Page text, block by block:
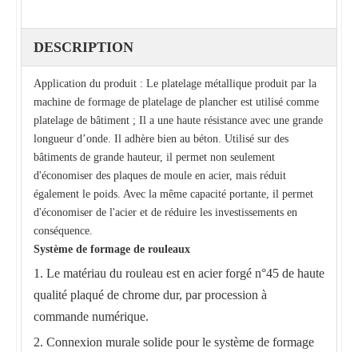
DESCRIPTION
Application du produit : Le platelage métallique produit par la
machine de formage de platelage de plancher est utilisé comme
platelage de bâtiment ; Il a une haute résistance avec une grande
longueur d’onde. Il adhère bien au béton. Utilisé sur des
bâtiments de grande hauteur, il permet non seulement
d'économiser des plaques de moule en acier, mais réduit
également le poids. Avec la même capacité portante, il permet
d'économiser de l'acier et de réduire les investissements en
conséquence.
Système de formage de rouleaux
1. Le matériau du rouleau est en acier forgé n°45 de haute
qualité plaqué de chrome dur, par procession à
commande numérique.
2. Connexion murale solide pour le système de formage